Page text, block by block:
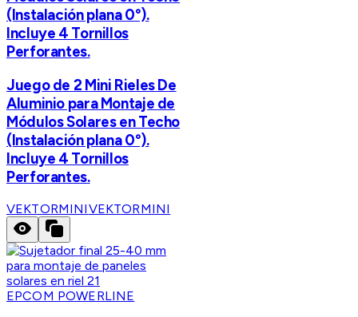
(Instalación plana 0°).
Incluye 4 Tornillos
Perforantes.
Juego de 2 Mini Rieles De
Aluminio para Montaje de
Módulos Solares en Techo
(Instalación plana 0°).
Incluye 4 Tornillos
Perforantes.
VEKTORMINIVEKTORMINI
EPCOM POWERLINE